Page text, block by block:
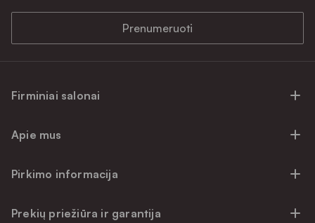
Firminiai salonai
Firminiai salonai Klaipėdoje
Prekių atsiėmimo punktai
Apie mus
Atsiliepimai
Pirkimo informacija
Prekių priežiūra ir garantija
Prenumeruoti